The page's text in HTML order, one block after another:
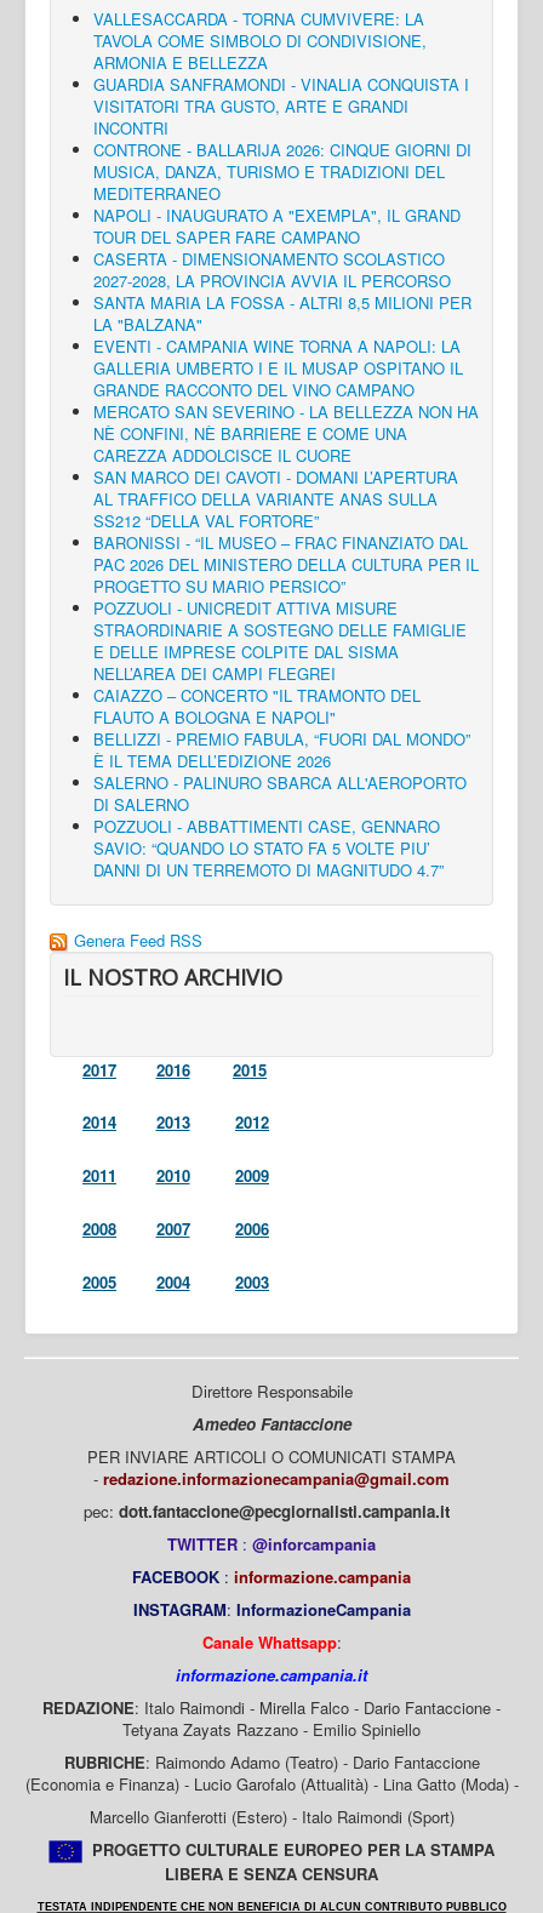
VALLESACCARDA - TORNA CUMVIVERE: LA
TAVOLA COME SIMBOLO DI CONDIVISIONE,
ARMONIA E BELLEZZA
GUARDIA SANFRAMONDI - VINALIA CONQUISTA I
VISITATORI TRA GUSTO, ARTE E GRANDI
INCONTRI
CONTRONE - BALLARIJA 2026: CINQUE GIORNI DI
MUSICA, DANZA, TURISMO E TRADIZIONI DEL
MEDITERRANEO
NAPOLI - INAUGURATO A "EXEMPLA", IL GRAND
TOUR DEL SAPER FARE CAMPANO
CASERTA - DIMENSIONAMENTO SCOLASTICO
2027-2028, LA PROVINCIA AVVIA IL PERCORSO
SANTA MARIA LA FOSSA - ALTRI 8,5 MILIONI PER
LA "BALZANA"
EVENTI - CAMPANIA WINE TORNA A NAPOLI: LA
GALLERIA UMBERTO I E IL MUSAP OSPITANO IL
GRANDE RACCONTO DEL VINO CAMPANO
MERCATO SAN SEVERINO - LA BELLEZZA NON HA
NÈ CONFINI, NÈ BARRIERE E COME UNA
CAREZZA ADDOLCISCE IL CUORE
SAN MARCO DEI CAVOTI - DOMANI L’APERTURA
AL TRAFFICO DELLA VARIANTE ANAS SULLA
SS212 “DELLA VAL FORTORE”
BARONISSI - “IL MUSEO – FRAC FINANZIATO DAL
PAC 2026 DEL MINISTERO DELLA CULTURA PER IL
PROGETTO SU MARIO PERSICO”
POZZUOLI - UNICREDIT ATTIVA MISURE
STRAORDINARIE A SOSTEGNO DELLE FAMIGLIE
E DELLE IMPRESE COLPITE DAL SISMA
NELL’AREA DEI CAMPI FLEGREI
CAIAZZO – CONCERTO "IL TRAMONTO DEL
FLAUTO A BOLOGNA E NAPOLI"
BELLIZZI - PREMIO FABULA, “FUORI DAL MONDO”
È IL TEMA DELL’EDIZIONE 2026
SALERNO - PALINURO SBARCA ALL'AEROPORTO
DI SALERNO
POZZUOLI - ABBATTIMENTI CASE, GENNARO
SAVIO: “QUANDO LO STATO FA 5 VOLTE PIU’
DANNI DI UN TERREMOTO DI MAGNITUDO 4.7”
Genera Feed RSS
IL NOSTRO ARCHIVIO
2017 2016 2015
2014 2013 2012
2011 2010 2009
2008 2007 2006
2005 2004 2003
Direttore Responsabile
Amedeo Fantaccione
PER INVIARE ARTICOLI O COMUNICATI STAMPA
- redazione.informazionecampania@gmail.com
pec: dott.fantaccione@pecgiornalisti.campania.it
TWITTER : @inforcampania
FACEBOOK : informazione.campania
INSTAGRAM: InformazioneCampania
Canale Whattsapp:
informazione.campania.it
REDAZIONE: Italo Raimondi - Mirella Falco - Dario Fantaccione -
Tetyana Zayats Razzano - Emilio Spiniello
RUBRICHE: Raimondo Adamo (Teatro) - Dario Fantaccione
(Economia e Finanza) - Lucio Garofalo (Attualità) - Lina Gatto (Moda) -
Marcello Gianferotti (Estero) - Italo Raimondi (Sport)
PROGETTO CULTURALE EUROPEO PER LA STAMPA
LIBERA E SENZA CENSURA
TESTATA INDIPENDENTE CHE NON BENEFICIA DI ALCUN CONTRIBUTO PUBBLICO